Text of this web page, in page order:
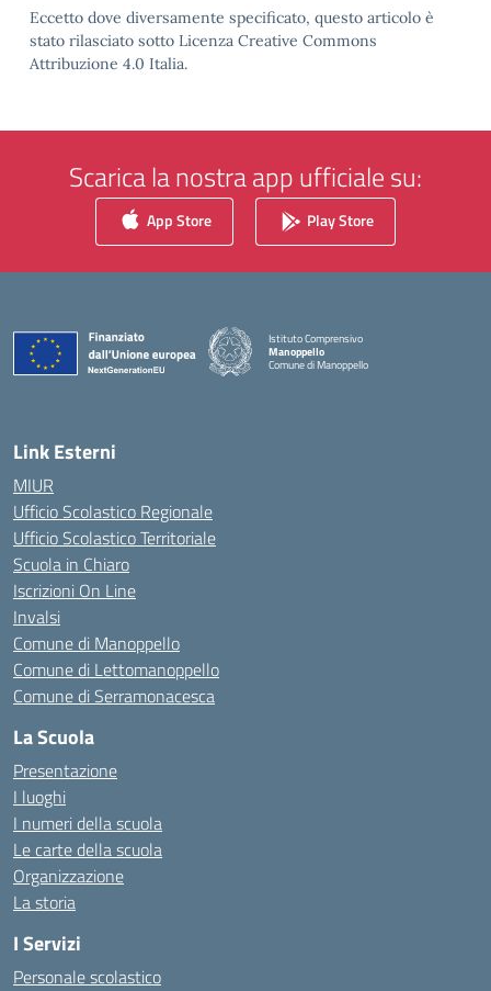
Eccetto dove diversamente specificato, questo articolo è
stato rilasciato sotto Licenza Creative Commons
Attribuzione 4.0 Italia.
Scarica la nostra app ufficiale su:
App Store Play Store
Istituto Comprensivo
Manoppello
Comune di Manoppello
— Visita la pagina iniziale della scuola
Link Esterni
MIUR
Ufficio Scolastico Regionale
Ufficio Scolastico Territoriale
Scuola in Chiaro
Iscrizioni On Line
Invalsi
Comune di Manoppello
Comune di Lettomanoppello
Comune di Serramonacesca
La Scuola
Presentazione
I luoghi
I numeri della scuola
Le carte della scuola
Organizzazione
La storia
I Servizi
Personale scolastico